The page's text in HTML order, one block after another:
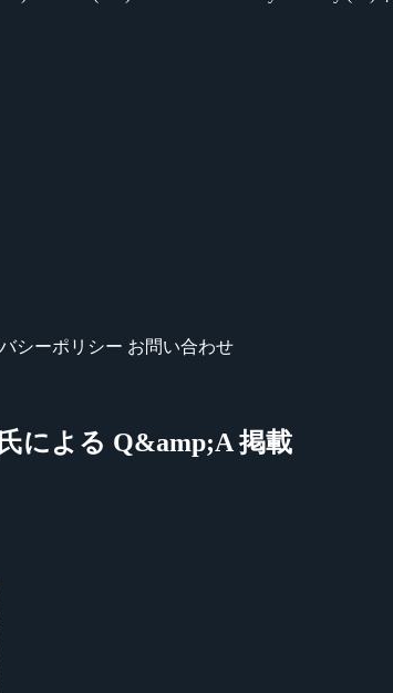
シーポリシー お問い合わせ
による Q&amp;A 掲載